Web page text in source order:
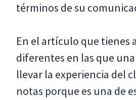
términos de su
En el artículo que tienes
diferentes en las que
llevar la experiencia del
notas porque es una de